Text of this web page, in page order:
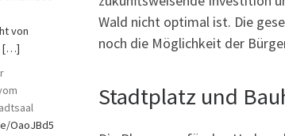
Wald nicht optimal ist. Die
noch die Möglichkeit der
Stadtplatz und
von
[…]
OaoJBd5